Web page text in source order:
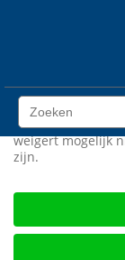
anderen ons
verbeteren
cookies wil
weigert mogelijk
zijn.